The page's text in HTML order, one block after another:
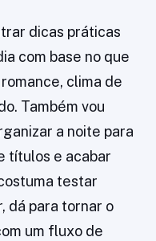
dicas práticas
com base no que
clima de
Também vou
a noite para
títulos e acabar
testar
dá para tornar o
um fluxo de